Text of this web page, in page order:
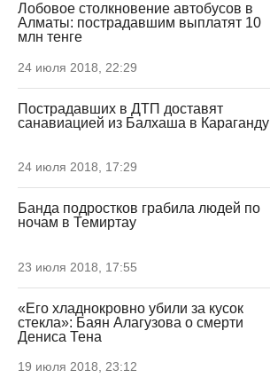
Лобовое столкновение автобусов в
Алматы: пострадавшим выплатят 10
млн тенге
24 июля 2018, 22:29
Пострадавших в ДТП доставят
санавиацией из Балхаша в Караганду
24 июля 2018, 17:29
Банда подростков грабила людей по
ночам в Темиртау
23 июля 2018, 17:55
«Его хладнокровно убили за кусок
стекла»: Баян Алагузова о смерти
Дениса Тена
19 июля 2018, 23:12